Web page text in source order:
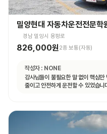
밀양현대 자동차운전전문학
경남 밀양시 용평로
826,000원 2종 보통(자동)
작성자 : NONE
강사님들이 불필요한 말 없이 핵심
줄이고 안전하게 운전할 수 있었습니